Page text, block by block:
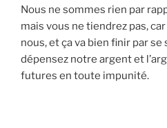
Nous ne sommes rien par
mais vous ne tiendrez pas,
nous, et ça va bien finir par se
dépensez notre argent et
futures en toute impunité.